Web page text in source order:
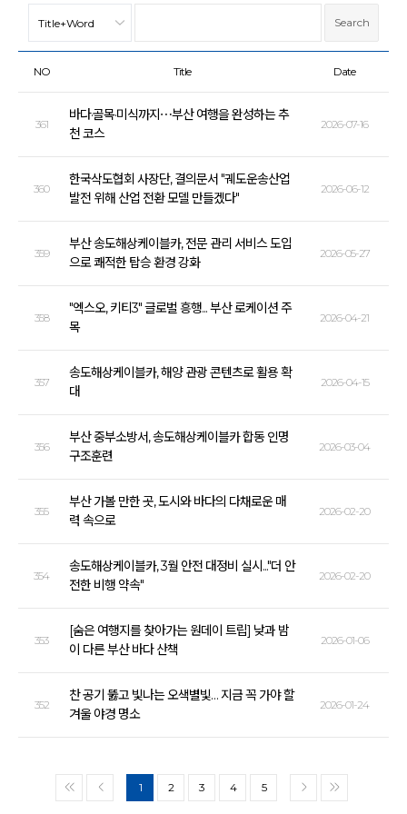
NO Title Date
361
바다·골목·미식까지⋯부산 여행을 완성하는 추
천 코스
2026-07-16
360
한국삭도협회 사장단, 결의문서 "궤도운송산업
발전 위해 산업 전환 모델 만들겠다"
2026-06-12
359
부산 송도해상케이블카, 전문 관리 서비스 도입
으로 쾌적한 탑승 환경 강화
2026-05-27
358
"엑스오, 키티3" 글로벌 흥행... 부산 로케이션 주
목
2026-04-21
357
송도해상케이블카, 해양 관광 콘텐츠로 활용 확
대
2026-04-15
356
부산 중부소방서, 송도해상케이블카 합동 인명
구조훈련
2026-03-04
355
부산 가볼 만한 곳, 도시와 바다의 다채로운 매
력 속으로
2026-02-20
354
송도해상케이블카, 3월 안전 대정비 실시..."더 안
전한 비행 약속"
2026-02-20
353
[숨은 여행지를 찾아가는 원데이 트립] 낮과 밤
이 다른 부산 바다 산책
2026-01-06
352
찬 공기 뚫고 빛나는 오색별빛… 지금 꼭 가야 할
겨울 야경 명소
2026-01-24
<< < 1 2 3 4 5 > >>